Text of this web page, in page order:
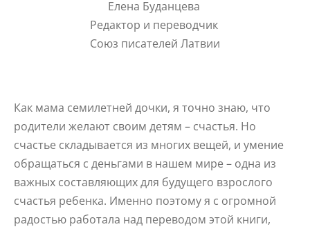
Елена Буданцева
Редактор и переводчик
Союз писателей Латвии
Как мама семилетней дочки, я точно знаю, что
родители желают своим детям – счастья. Но
счастье складывается из многих вещей, и умение
обращаться с деньгами в нашем мире – одна из
важных составляющих для будущего взрослого
счастья ребенка. Именно поэтому я с огромной
радостью работала над переводом этой книги,